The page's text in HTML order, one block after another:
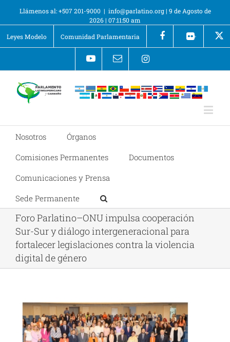
Llámenos al: +507 201-9000 | info@parlatino.org| 9 de Agosto de
2026 |07:11:51 am
Leyes Modelo
Comunidad Parlamentaria +
Nosotros
Órganos
Comisiones Permanentes
Documentos
Comunicaciones y Prensa
Sede Permanente
Foro Parlatino–ONU impulsa cooperación
Sur-Sur y diálogo intergeneracional para
fortalecer legislaciones contra la violencia
digital de género